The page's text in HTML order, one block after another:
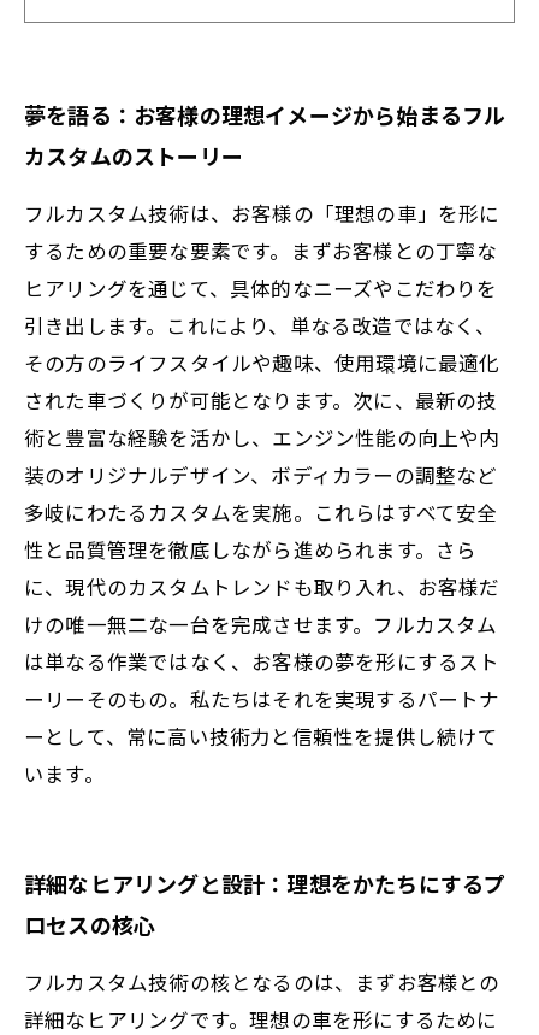
裏側
完成！お客様の想いを超えた満足と感動の納
車体験
最新トレンドを取り入れたフルカスタムで差
をつける
理想の車づくりを支える車屋の挑戦と未来へ
の展望
夢を語る：お客様の理想イメージから始まるフル
カスタムのストーリー
フルカスタム技術は、お客様の「理想の車」を形に
するための重要な要素です。まずお客様との丁寧な
ヒアリングを通じて、具体的なニーズやこだわりを
引き出します。これにより、単なる改造ではなく、
その方のライフスタイルや趣味、使用環境に最適化
された車づくりが可能となります。次に、最新の技
術と豊富な経験を活かし、エンジン性能の向上や内
装のオリジナルデザイン、ボディカラーの調整など
多岐にわたるカスタムを実施。これらはすべて安全
性と品質管理を徹底しながら進められます。さら
に、現代のカスタムトレンドも取り入れ、お客様だ
けの唯一無二な一台を完成させます。フルカスタム
は単なる作業ではなく、お客様の夢を形にするスト
ーリーそのもの。私たちはそれを実現するパートナ
ーとして、常に高い技術力と信頼性を提供し続けて
います。
詳細なヒアリングと設計：理想をかたちにするプ
ロセスの核心
フルカスタム技術の核となるのは、まずお客様との
詳細なヒアリングです。理想の車を形にするために